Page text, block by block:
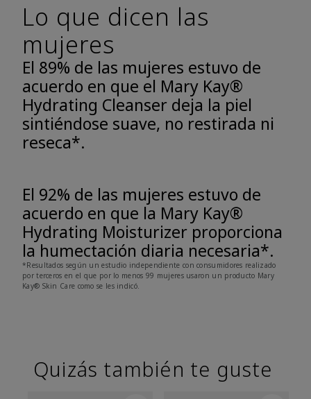
Lo que dicen las
mujeres
El 89% de las mujeres estuvo de
acuerdo en que el Mary Kay®
Hydrating Cleanser deja la piel
sintiéndose suave, no restirada ni
reseca*.
El 92% de las mujeres estuvo de
acuerdo en que la Mary Kay®
Hydrating Moisturizer proporciona
la humectación diaria necesaria*.
*Resultados según un estudio independiente con consumidores realizado
por terceros en el que por lo menos 99 mujeres usaron un producto Mary
Kay® Skin Care como se les indicó.
Quizás también te guste